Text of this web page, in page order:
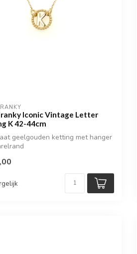
Iconic Vintage Letter
K 42-44cm
geelgouden ketting met hanger